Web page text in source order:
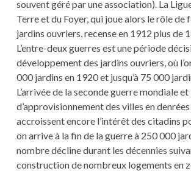
souvent géré par une association). La
Terre et du Foyer, qui joue alors le rôle de
jardins ouvriers, recense en 1912 plus de
L’entre-deux guerres est une période
développement des jardins ouvriers, où
000 jardins en 1920 et jusqu’à 75 000
L’arrivée de la seconde guerre mondiale
d’approvisionnement des villes en
accroissent encore l’intérêt des citadins
on arrive à la fin de la guerre à 250 000
nombre décline durant les décennies
construction de nombreux logements en